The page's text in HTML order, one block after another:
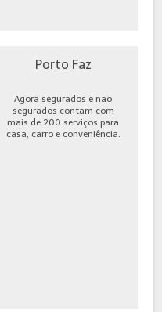
Porto Faz
Agora segurados e não
segurados contam com
mais de 200 serviços para
casa, carro e conveniência.